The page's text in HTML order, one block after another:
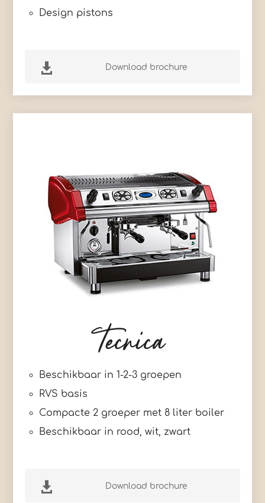
Design pistons
 Download brochure
Tecnica
Beschikbaar in 1-2-3 groepen
RVS basis
Compacte 2 groeper met 8 liter boiler
Beschikbaar in rood, wit, zwart
 Download brochure